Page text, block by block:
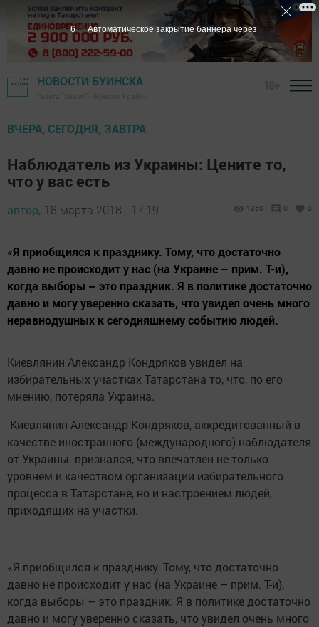
НОВОСТИ БУИНСКА
ВЧЕРА, СЕГОДНЯ, ЗАВТРА
Наблюдатель из Украины: Цените то,
что у вас есть
автор, 18 марта 2018 - 17:19 1360 0 0
«Я приобщился к празднику. Тому, что достаточно
давно не происходит у нас (на Украине – прим. Т-и),
когда выборы – это праздник. Я в политике достаточно
давно и могу уверенно сказать, что увидел очень много
неравнодушных к сегодняшнему событию людей.
Киевлянин Александр Кондряков увидел на
избирательных участках Татарстана то, что, по его
мнению, потеряла Украина.
Киевлянин Александр Кондряков, аккредитованный в
качестве иностранного (международного) наблюдателя
от Украины. признался, что впечатлен не только
уровнем и качеством организации избирательного
процесса в Татарстане, но и настроением людей,
приходящих на участки.
«Я приобщился к празднику. Тому, что достаточно
давно не происходит у нас (на Украине – прим. Т-и),
когда выборы – это праздник. Я в политике достаточно
давно и могу уверенно сказать, что увидел очень много
5 Автоматическое закрытие баннера через